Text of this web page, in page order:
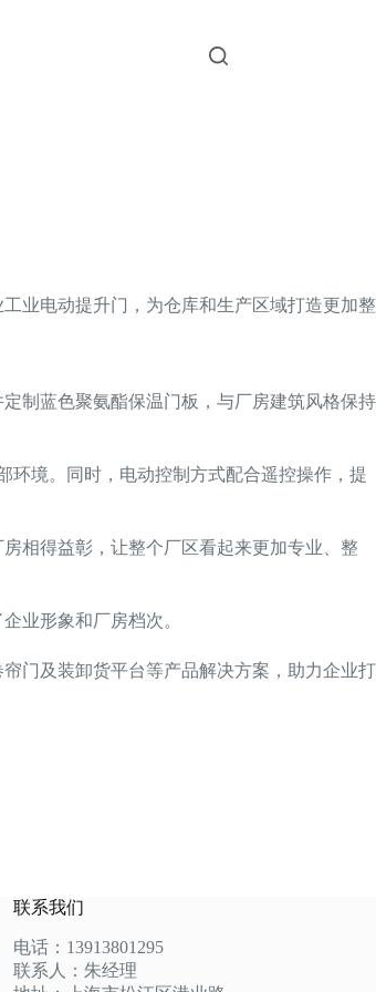
业电动提升门，为仓库和生产区域打造更加整
制蓝色聚氨酯保温门板，与厂房建筑风格保持
环境。同时，电动控制方式配合遥控操作，提
相得益彰，让整个厂区看起来更加专业、整
业形象和厂房档次。
门及装卸货平台等产品解决方案，助力企业打
联系我们
电话：13913801295
联系人：朱经理